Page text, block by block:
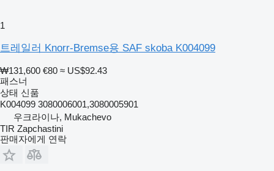
1
트레일러 Knorr-Bremse용 SAF skoba K004099
₩131,600 €80 ≈ US$92.43
패스너
상태 신품
K004099 3080006001,3080005901
우크라이나, Mukachevo
TIR Zapchastini
판매자에게 연락